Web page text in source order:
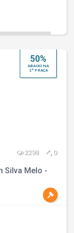
50%
ABAIXO NA
2ª PRAÇA
2298 0
Silva Melo -